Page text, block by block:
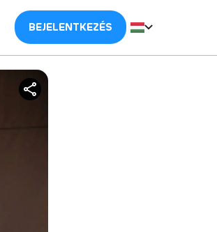
BEJELENTKEZÉS